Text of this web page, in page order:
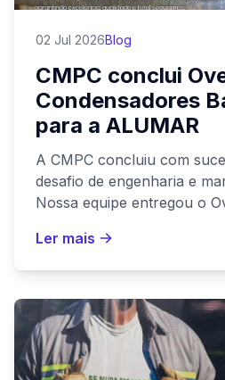
02 Jul 2026Blog
CMPC conclui
Condensadores
para a ALUMAR
A CMPC concluiu com
desafio de engenharia e
Nossa equipe entregou o
Ler mais